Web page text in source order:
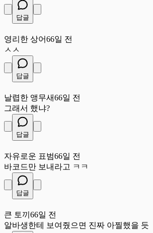
답글
영리한 상어66일 전
ㅅㅅ
답글
날렵한 앵무새66일 전
그래서 했냐?
답글
자유로운 표범66일 전
바코드만 보내라고 ㅋㅋ
답글
큰 토끼 66일 전
알바생한테 보여줬으면 진짜 아찔했을 듯